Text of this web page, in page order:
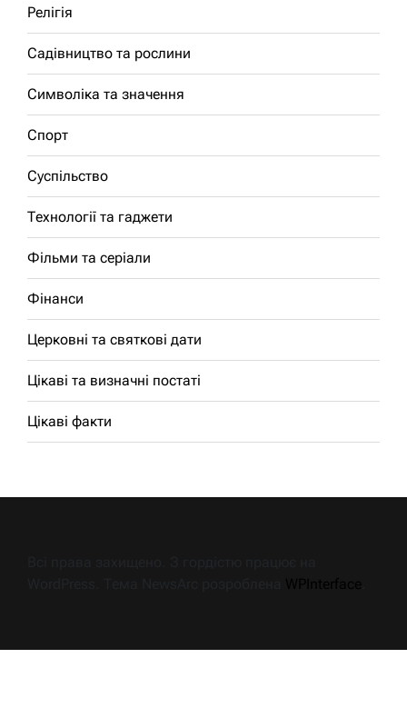
Релігія
Садівництво та рослини
Символіка та значення
Спорт
Суспільство
Технології та гаджети
Фільми та серіали
Фінанси
Церковні та святкові дати
Цікаві та визначні постаті
Цікаві факти